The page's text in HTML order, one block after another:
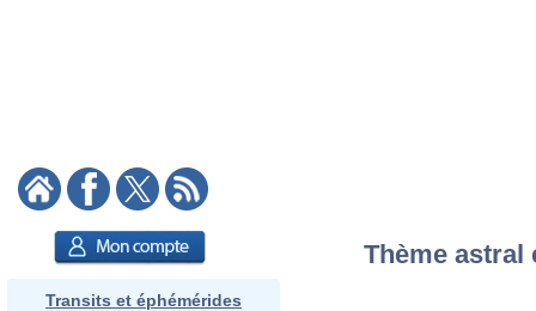
Transits et éphémérides
Thème astral